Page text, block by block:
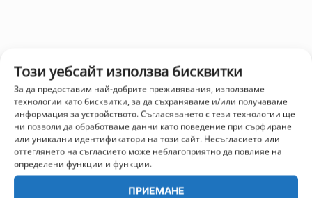
Този уебсайт използва бисквитки
За да предоставим най-добрите преживявания, използваме
технологии като бисквитки, за да съхраняваме и/или получаваме
информация за устройството. Съгласяването с тези технологии ще
ни позволи да обработваме данни като поведение при сърфиране
или уникални идентификатори на този сайт. Несъгласието или
оттеглянето на съгласието може неблагоприятно да повлияе на
определени функции и функции.
ПРИЕМАНЕ